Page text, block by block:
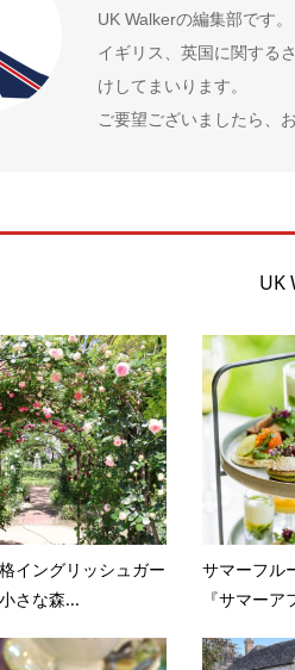
UK Walkerの編集部です。
イギリス、英国に関する
けしてまいります。
ご要望ございましたら、
UK
イングリッシュガー
さな森...
サマーフル
『サマー